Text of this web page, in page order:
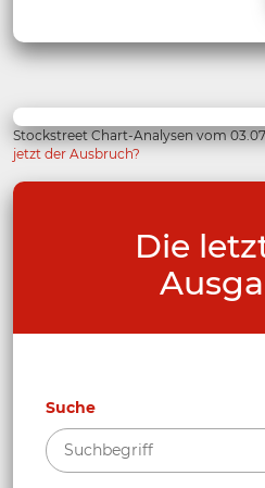
Stockstreet Chart-Analysen vom
jetzt der Ausbruch?
Die
Suche